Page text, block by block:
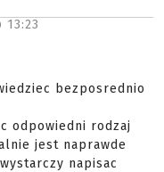
13:23
bezposrednio
odpowiedni rodzaj
jest naprawde
napisac